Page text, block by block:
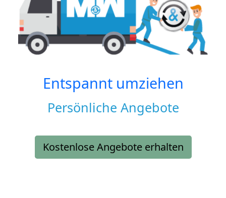
Entspannt umziehen
Persönliche Angebote
Kostenlose Angebote erhalten